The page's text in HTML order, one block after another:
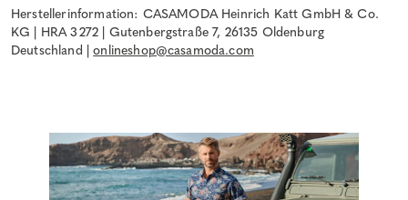
Herstellerinformation: CASAMODA Heinrich Katt GmbH & Co.
KG | HRA 3272 | Gutenbergstraße 7, 26135 Oldenburg
Deutschland |onlineshop@casamoda.com